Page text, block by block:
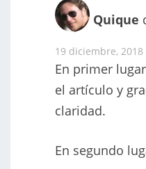
Quique
19 diciembre,
En primer
el artículo y
claridad.
En segundo